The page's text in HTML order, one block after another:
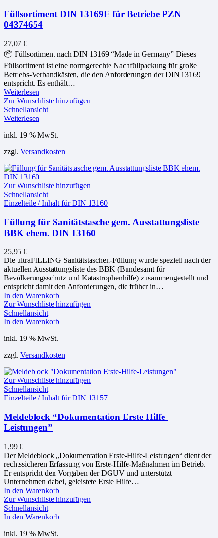
Füllsortiment DIN 13169E für Betriebe PZN
04374654
27,07 €
📦 Füllsortiment nach DIN 13169 “Made in Germany” Dieses
Füllsortiment ist eine normgerechte Nachfüllpackung für große
Betriebs‑Verbandkästen, die den Anforderungen der DIN 13169
entspricht. Es enthält…
Weiterlesen
Zur Wunschliste hinzufügen
Schnellansicht
Weiterlesen
inkl. 19 % MwSt.
zzgl. Versandkosten
Zur Wunschliste hinzufügen
Schnellansicht
Einzelteile / Inhalt für DIN 13160
Füllung für Sanitätstasche gem. Ausstattungsliste
BBK ehem. DIN 13160
25,95 €
Die ultraFILLING Sanitätstaschen-Füllung wurde speziell nach der
aktuellen Ausstattungsliste des BBK (Bundesamt für
Bevölkerungsschutz und Katastrophenhilfe) zusammengestellt und
entspricht damit den Anforderungen, die früher in…
In den Warenkorb
Zur Wunschliste hinzufügen
Schnellansicht
In den Warenkorb
inkl. 19 % MwSt.
zzgl. Versandkosten
Zur Wunschliste hinzufügen
Schnellansicht
Einzelteile / Inhalt für DIN 13157
Meldeblock “Dokumentation Erste-Hilfe-
Leistungen”
1,99 €
Der Meldeblock „Dokumentation Erste-Hilfe-Leistungen“ dient der
rechtssicheren Erfassung von Erste-Hilfe-Maßnahmen im Betrieb.
Er entspricht den Vorgaben der DGUV und unterstützt
Unternehmen dabei, geleistete Erste Hilfe…
In den Warenkorb
Zur Wunschliste hinzufügen
Schnellansicht
In den Warenkorb
inkl. 19 % MwSt.